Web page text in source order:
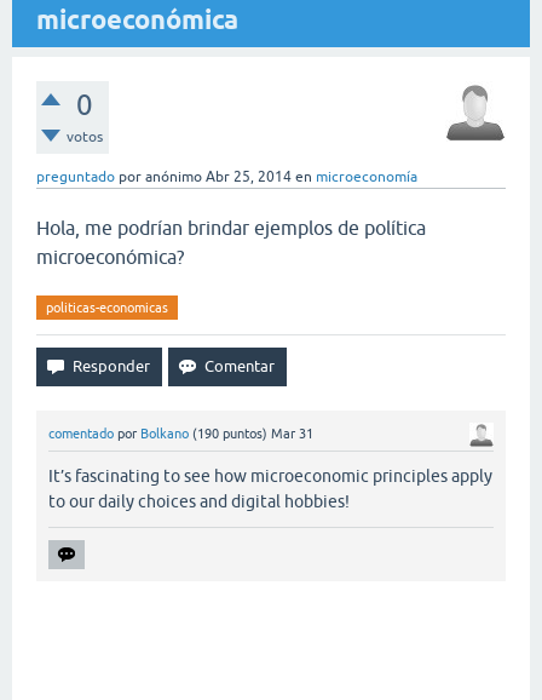
microeconómica
0
votos
preguntado por anónimo Abr 25, 2014 en microeconomía
Hola, me podrían brindar ejemplos de política
microeconómica?
politicas-economicas
comentado por Bolkano (190 puntos) Mar 31
It’s fascinating to see how microeconomic principles apply
to our daily choices and digital hobbies!